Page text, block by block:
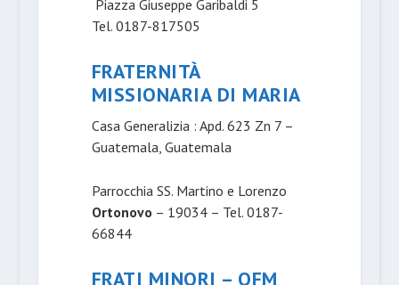
Piazza Giuseppe Garibaldi 5
Tel. 0187-817505
FRATERNITÀ
MISSIONARIA DI MARIA
Casa Generalizia : Apd. 623 Zn 7 –
Guatemala, Guatemala
Parrocchia SS. Martino e Lorenzo
Ortonovo – 19034 – Tel. 0187-
66844
FRATI MINORI – OFM